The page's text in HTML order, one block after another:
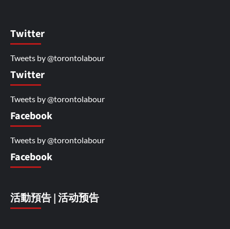
Twitter
Tweets by @torontolabour
Twitter
Tweets by @torontolabour
Facebook
Tweets by @torontolabour
Facebook
活動預告 | 活动预告